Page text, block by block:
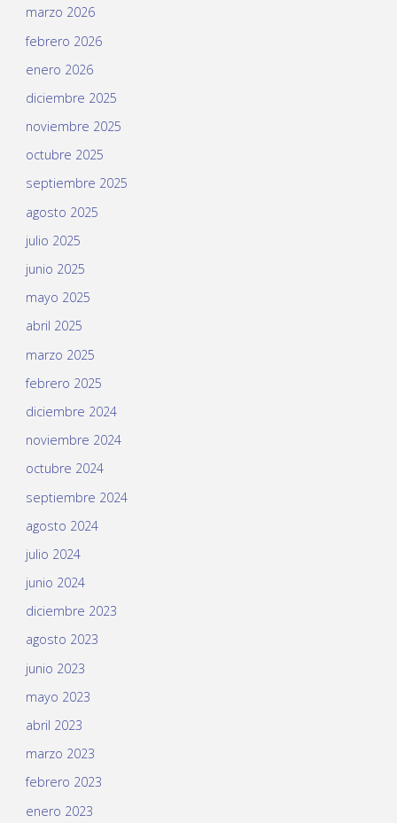
marzo 2026
febrero 2026
enero 2026
diciembre 2025
noviembre 2025
octubre 2025
septiembre 2025
agosto 2025
julio 2025
junio 2025
mayo 2025
abril 2025
marzo 2025
febrero 2025
diciembre 2024
noviembre 2024
octubre 2024
septiembre 2024
agosto 2024
julio 2024
junio 2024
diciembre 2023
agosto 2023
junio 2023
mayo 2023
abril 2023
marzo 2023
febrero 2023
enero 2023